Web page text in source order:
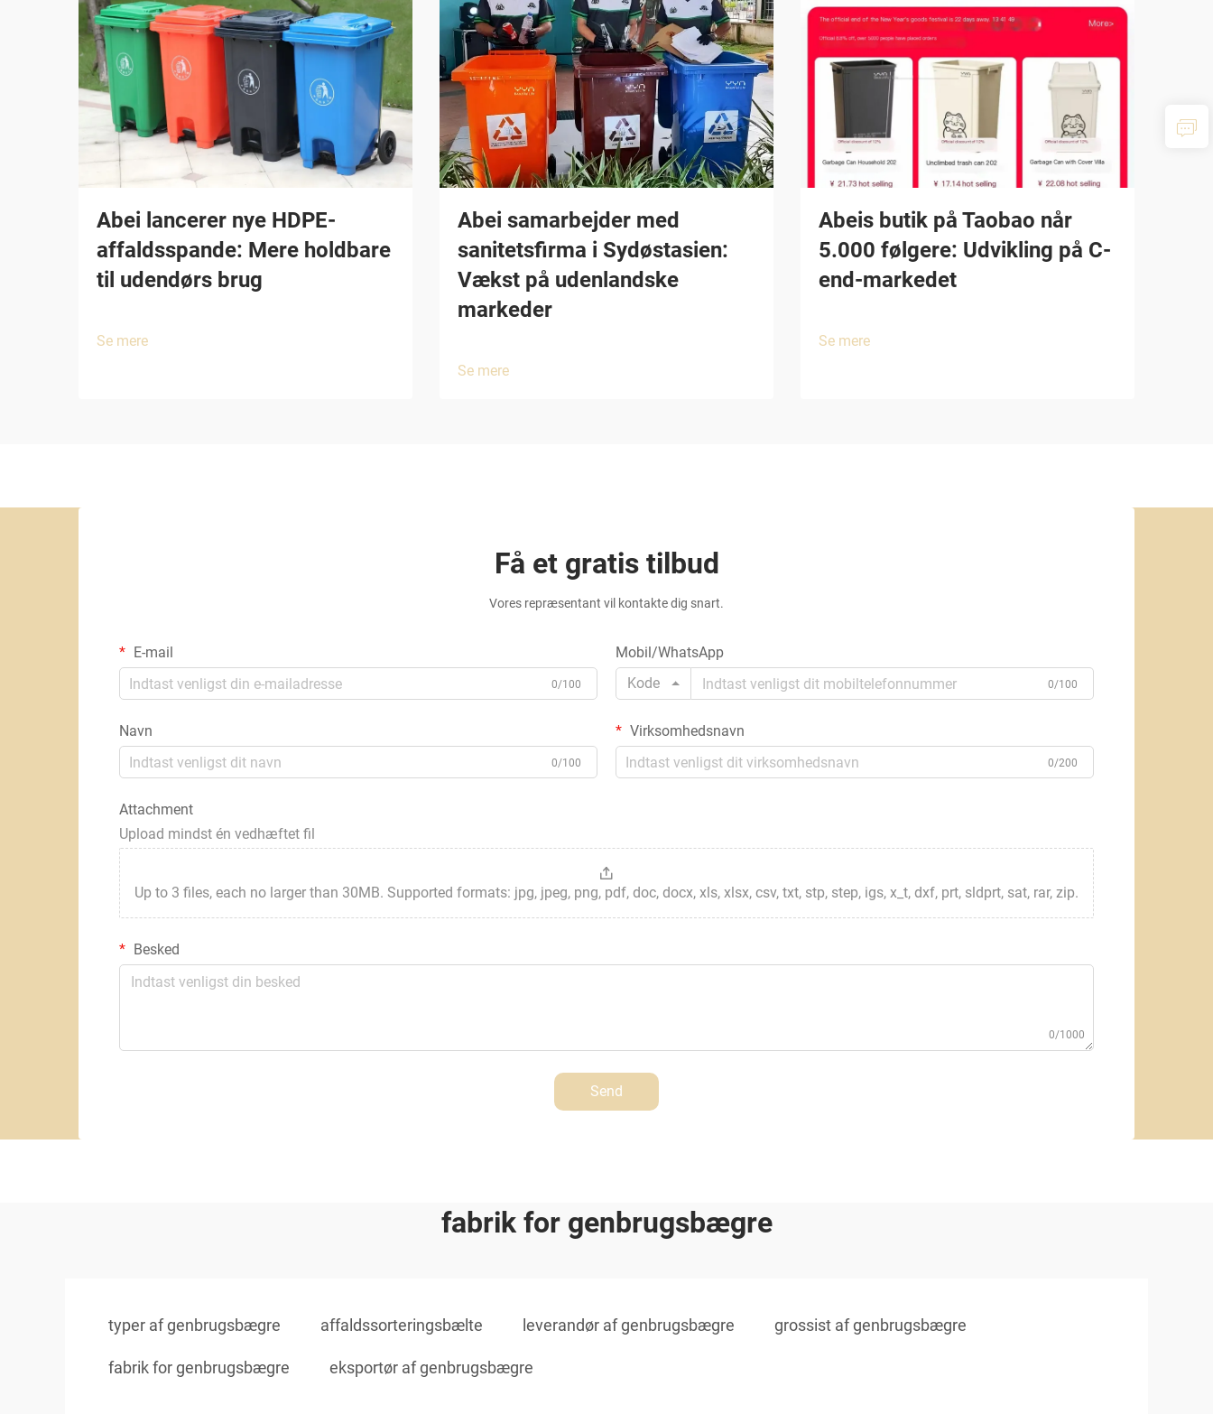
Abei lancerer nye HDPE-
affaldsspande: Mere holdbare
til udendørs brug
Se mere
Abei samarbejder med
sanitetsfirma i Sydøstasien:
Vækst på udenlandske
markeder
Se mere
Abeis butik på Taobao når
5.000 følgere: Udvikling på C-
end-markedet
Se mere
Få et gratis tilbud
Vores repræsentant vil kontakte dig snart.
E-mail
0/100
Mobil/WhatsApp
Kode
0/100
Navn
0/100
Virksomhedsnavn
0/200
Attachment
Upload mindst én vedhæftet fil
Up to 3 files, each no larger than 30MB. Supported formats: jpg, jpeg, png, pdf, doc, docx, xls, xlsx, csv, txt, stp, step, igs, x_t, dxf, prt, sldprt, sat, rar, zip.
Besked
0/1000
Send
fabrik for genbrugsbægre
typer af genbrugsbægre affaldssorteringsbælte leverandør af genbrugsbægre grossist af genbrugsbægre
fabrik for genbrugsbægre eksportør af genbrugsbægre